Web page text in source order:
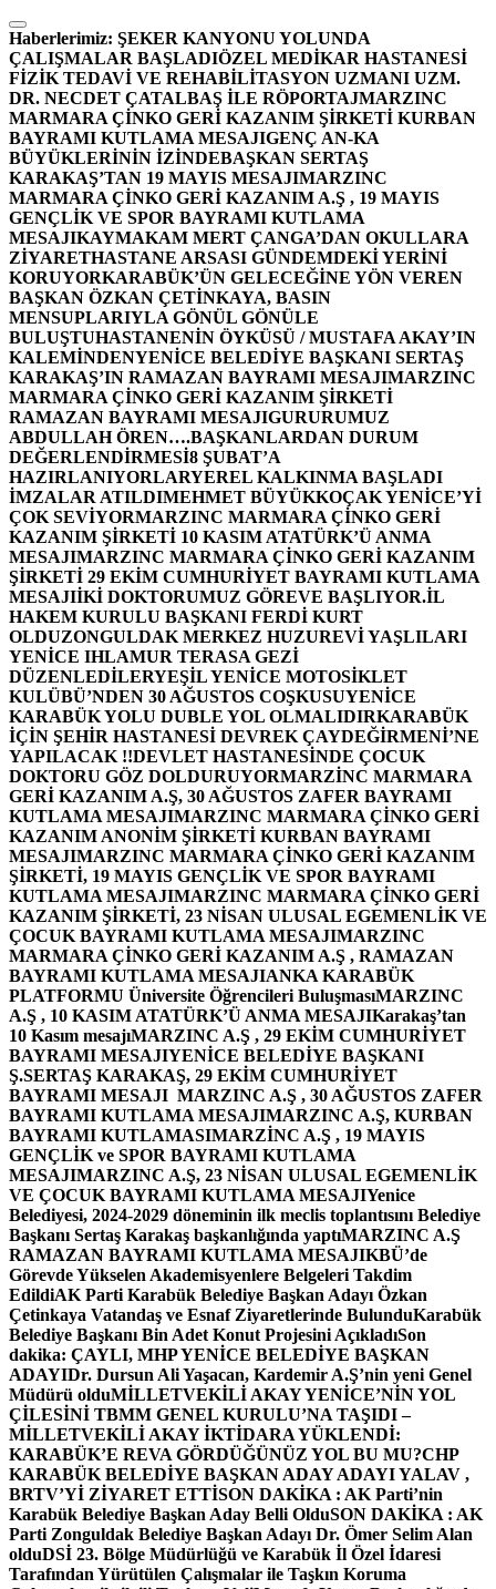
İçeriğe
atla
Haberlerimiz: ŞEKER KANYONU YOLUNDA
ÇALIŞMALAR BAŞLADIÖZEL MEDİKAR HASTANESİ
FİZİK TEDAVİ VE REHABİLİTASYON UZMANI UZM.
DR. NECDET ÇATALBAŞ İLE RÖPORTAJMARZINC
MARMARA ÇİNKO GERİ KAZANIM ŞİRKETİ KURBAN
BAYRAMI KUTLAMA MESAJIGENÇ AN-KA
BÜYÜKLERİNİN İZİNDEBAŞKAN SERTAŞ
KARAKAŞ’TAN 19 MAYIS MESAJIMARZINC
MARMARA ÇİNKO GERİ KAZANIM A.Ş , 19 MAYIS
GENÇLİK VE SPOR BAYRAMI KUTLAMA
MESAJIKAYMAKAM MERT ÇANGA’DAN OKULLARA
ZİYARETHASTANE ARSASI GÜNDEMDEKİ YERİNİ
KORUYORKARABÜK’ÜN GELECEĞİNE YÖN VEREN
BAŞKAN ÖZKAN ÇETİNKAYA, BASIN
MENSUPLARIYLA GÖNÜL GÖNÜLE
BULUŞTUHASTANENİN ÖYKÜSÜ / MUSTAFA AKAY’IN
KALEMİNDENYENİCE BELEDİYE BAŞKANI SERTAŞ
KARAKAŞ’IN RAMAZAN BAYRAMI MESAJIMARZINC
MARMARA ÇİNKO GERİ KAZANIM ŞİRKETİ
RAMAZAN BAYRAMI MESAJIGURURUMUZ
ABDULLAH ÖREN….BAŞKANLARDAN DURUM
DEĞERLENDİRMESİ8 ŞUBAT’A
HAZIRLANIYORLARYEREL KALKINMA BAŞLADI
İMZALAR ATILDIMEHMET BÜYÜKKOÇAK YENİCE’Yİ
ÇOK SEVİYORMARZINC MARMARA ÇİNKO GERİ
KAZANIM ŞİRKETİ 10 KASIM ATATÜRK’Ü ANMA
MESAJIMARZINC MARMARA ÇİNKO GERİ KAZANIM
ŞİRKETİ 29 EKİM CUMHURİYET BAYRAMI KUTLAMA
MESAJIİKİ DOKTORUMUZ GÖREVE BAŞLIYOR.İL
HAKEM KURULU BAŞKANI FERDİ KURT
OLDUZONGULDAK MERKEZ HUZUREVİ YAŞLILARI
YENİCE IHLAMUR TERASA GEZİ
DÜZENLEDİLERYEŞİL YENİCE MOTOSİKLET
KULÜBÜ’NDEN 30 AĞUSTOS COŞKUSUYENİCE
KARABÜK YOLU DUBLE YOL OLMALIDIRKARABÜK
İÇİN ŞEHİR HASTANESİ DEVREK ÇAYDEĞİRMENİ’NE
YAPILACAK !!DEVLET HASTANESİNDE ÇOCUK
DOKTORU GÖZ DOLDURUYORMARZİNC MARMARA
GERİ KAZANIM A.Ş, 30 AĞUSTOS ZAFER BAYRAMI
KUTLAMA MESAJIMARZINC MARMARA ÇİNKO GERİ
KAZANIM ANONİM ŞİRKETİ KURBAN BAYRAMI
MESAJIMARZINC MARMARA ÇİNKO GERİ KAZANIM
ŞİRKETİ, 19 MAYIS GENÇLİK VE SPOR BAYRAMI
KUTLAMA MESAJIMARZINC MARMARA ÇİNKO GERİ
KAZANIM ŞİRKETİ, 23 NİSAN ULUSAL EGEMENLİK VE
ÇOCUK BAYRAMI KUTLAMA MESAJIMARZINC
MARMARA ÇİNKO GERİ KAZANIM A.Ş , RAMAZAN
BAYRAMI KUTLAMA MESAJIANKA KARABÜK
PLATFORMU Üniversite Öğrencileri BuluşmasıMARZINC
A.Ş , 10 KASIM ATATÜRK’Ü ANMA MESAJIKarakaş’tan
10 Kasım mesajıMARZINC A.Ş , 29 EKİM CUMHURİYET
BAYRAMI MESAJIYENİCE BELEDİYE BAŞKANI
Ş.SERTAŞ KARAKAŞ, 29 EKİM CUMHURİYET
BAYRAMI MESAJI MARZINC A.Ş , 30 AĞUSTOS ZAFER
BAYRAMI KUTLAMA MESAJIMARZINC A.Ş, KURBAN
BAYRAMI KUTLAMASIMARZİNC A.Ş , 19 MAYIS
GENÇLİK ve SPOR BAYRAMI KUTLAMA
MESAJIMARZINC A.Ş, 23 NİSAN ULUSAL EGEMENLİK
VE ÇOCUK BAYRAMI KUTLAMA MESAJIYenice
Belediyesi, 2024-2029 döneminin ilk meclis toplantısını Belediye
Başkanı Sertaş Karakaş başkanlığında yaptıMARZINC A.Ş
RAMAZAN BAYRAMI KUTLAMA MESAJIKBÜ’de
Görevde Yükselen Akademisyenlere Belgeleri Takdim
EdildiAK Parti Karabük Belediye Başkan Adayı Özkan
Çetinkaya Vatandaş ve Esnaf Ziyaretlerinde BulunduKarabük
Belediye Başkanı Bin Adet Konut Projesini AçıkladıSon
dakika: ÇAYLI, MHP YENİCE BELEDİYE BAŞKAN
ADAYIDr. Dursun Ali Yaşacan, Kardemir A.Ş’nin yeni Genel
Müdürü olduMİLLETVEKİLİ AKAY YENİCE’NİN YOL
ÇİLESİNİ TBMM GENEL KURULU’NA TAŞIDI –
MİLLETVEKİLİ AKAY İKTİDARA YÜKLENDİ:
KARABÜK’E REVA GÖRDÜĞÜNÜZ YOL BU MU?CHP
KARABÜK BELEDİYE BAŞKAN ADAY ADAYI YALAV ,
BRTV’Yİ ZİYARET ETTİSON DAKİKA : AK Parti’nin
Karabük Belediye Başkan Aday Belli OlduSON DAKİKA : AK
Parti Zonguldak Belediye Başkan Adayı Dr. Ömer Selim Alan
olduDSİ 23. Bölge Müdürlüğü ve Karabük İl Özel İdaresi
Tarafından Yürütülen Çalışmalar ile Taşkın Koruma